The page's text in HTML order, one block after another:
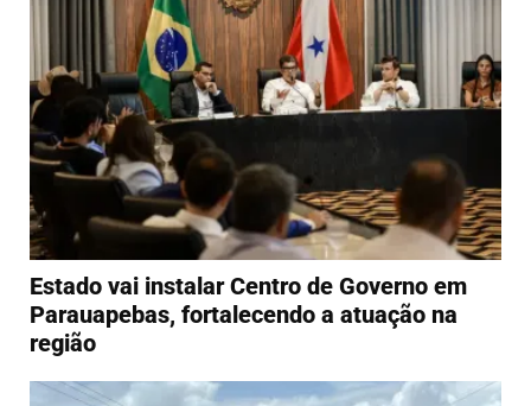
Estado vai instalar Centro de Governo em
Parauapebas, fortalecendo a atuação na
região